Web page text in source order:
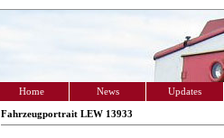
Home News Updates
Fahrzeugportrait LEW 13933